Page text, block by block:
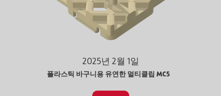
2025년 2월 1일
플라스틱 바구니용 유연한 멀티클립 MC5